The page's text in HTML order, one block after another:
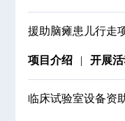
援助脑瘫患儿行走
项目介绍 开展
临床试验室设备资